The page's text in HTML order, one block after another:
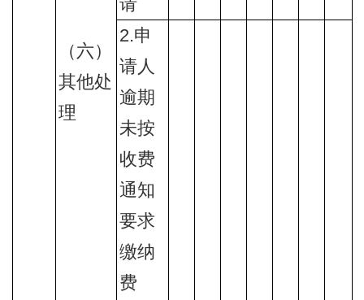
（六）
其他处
理
请
2.申
请人
逾期
未按
收费
通知
要求
缴纳
费